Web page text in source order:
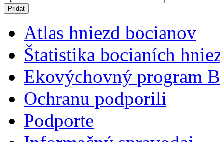
Atlas hniezd bocianov
Štatistika bocianích
Ekovýchovný program
Ochranu podporili
Podporte